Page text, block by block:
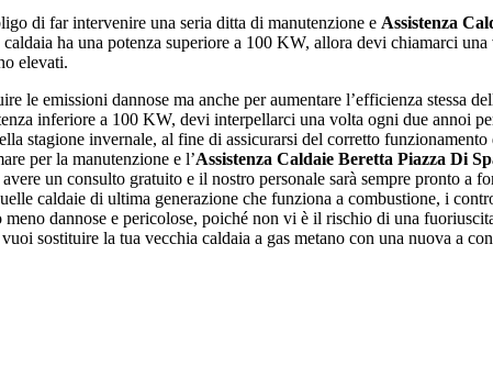
di far intervenire una seria ditta di manutenzione e Assistenza
ha una potenza superiore a 100 KW, allora devi chiamarci
elevati.
le emissioni dannose ma anche per aumentare l’efficienza stessa
inferiore a 100 KW, devi interpellarci una volta ogni due annoi
stagione invernale, al fine di assicurarsi del corretto
per la manutenzione e l’Assistenza Caldaie Beretta Piazza Di
un consulto gratuito e il nostro personale sarà sempre pronto a
caldaie di ultima generazione che funziona a combustione, i
dannose e pericolose, poiché non vi è il rischio di una
sostituire la tua vecchia caldaia a gas metano con una nuova a